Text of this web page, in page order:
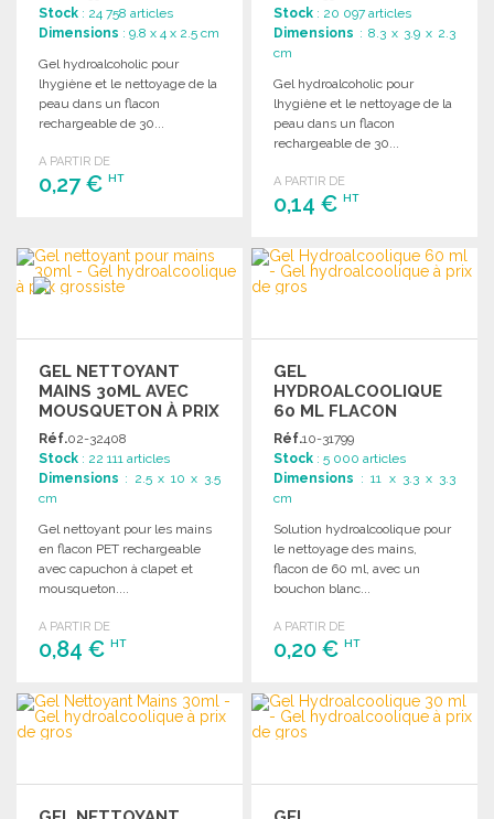
Stock : 24 758 articles
Dimensions : 9.8 x 4 x 2.5 cm
Gel hydroalcoholic pour
lhygiène et le nettoyage de la
peau dans un flacon
rechargeable de 30...
A PARTIR DE
0,27 € HT
Demander un devis
Stock : 20 097 articles
Dimensions : 8.3 x 3.9 x 2.3
cm
Gel hydroalcoholic pour
lhygiène et le nettoyage de la
peau dans un flacon
rechargeable de 30...
A PARTIR DE
0,14 €HT
COMMANDER
Demander un devis
GEL NETTOYANT
MAINS 30ML AVEC
MOUSQUETON À PRIX
DE GROS
Réf.02-32408
Stock : 22 111 articles
Dimensions : 2.5 x 10 x 3.5
cm
Gel nettoyant pour les mains
en flacon PET rechargeable
avec capuchon à clapet et
mousqueton....
A PARTIR DE
0,84 € HT
COMMANDER
Demander un devis
GEL
HYDROALCOOLIQUE
60 ML FLACON
TRANSPARENT
Réf.10-31799
Stock : 5 000 articles
Dimensions : 11 x 3.3 x 3.3
cm
Solution hydroalcoolique pour
le nettoyage des mains,
flacon de 60 ml, avec un
bouchon blanc...
A PARTIR DE
0,20 €HT
COMMANDER
Demander un devis